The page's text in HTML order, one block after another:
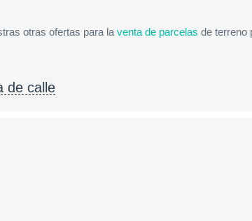
otras ofertas para la venta de parcelas de terreno
de calle